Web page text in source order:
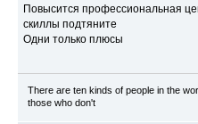
Повысится профессиональная
скиллы подтяните
Одни только плюсы
There are ten kinds of people in the
those who don't